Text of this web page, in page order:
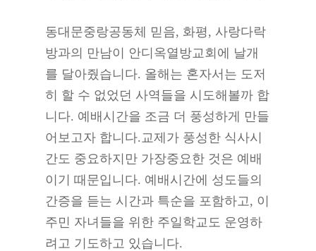
동대문중랑공동체 믿음, 화평, 사랑다락
방과의 만남이 안디옥열방교회에 날개
를 달아줬습니다. 올해는 혼자서는 도저
히 할 수 없었던 사역들을 시도해볼까 합
니다. 예배시간을 조금 더 풍성하게 만들
어보고자 합니다.교제가 풍성한 식사시
간도 중요하지만 가장중요한 것은 예배
이기 때문입니다. 예배시간에 성도들의
간증을 듣는 시간과 특순을 포함하고, 이
주민 자녀들을 위한 주일학교도 운영하
려고 기도하고 있습니다.